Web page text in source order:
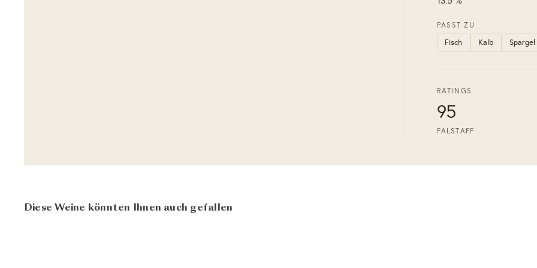
PASST ZU
Fisch Kalb Spargel
RATINGS
95
FALSTAFF
Diese Weine könnten Ihnen auch gefallen